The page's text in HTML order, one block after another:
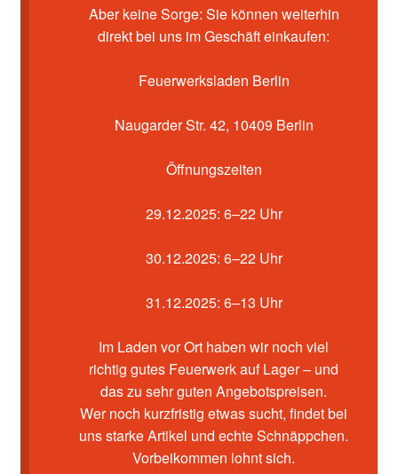
Aber keine Sorge: Sie können weiterhin
direkt bei uns im Geschäft einkaufen:
Feuerwerksladen Berlin
Naugarder Str. 42, 10409 Berlin
Öffnungszeiten
29.12.2025: 6–22 Uhr
30.12.2025: 6–22 Uhr
31.12.2025: 6–13 Uhr
Im Laden vor Ort haben wir noch viel
richtig gutes Feuerwerk auf Lager – und
das zu sehr guten Angebotspreisen.
Wer noch kurzfristig etwas sucht, findet bei
uns starke Artikel und echte Schnäppchen.
Vorbeikommen lohnt sich.